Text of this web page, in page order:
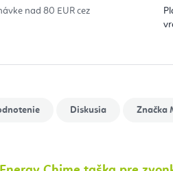
nad 80 EUR cez
Diskusia Značka